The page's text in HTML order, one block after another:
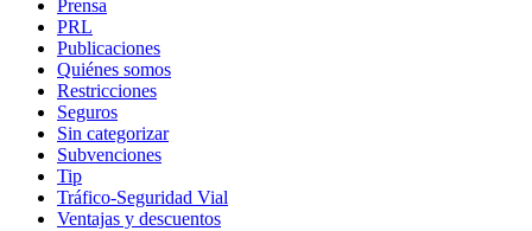
Prensa
PRL
Publicaciones
Quiénes somos
Restricciones
Seguros
Sin categorizar
Subvenciones
Tip
Tráfico-Seguridad Vial
Ventajas y descuentos